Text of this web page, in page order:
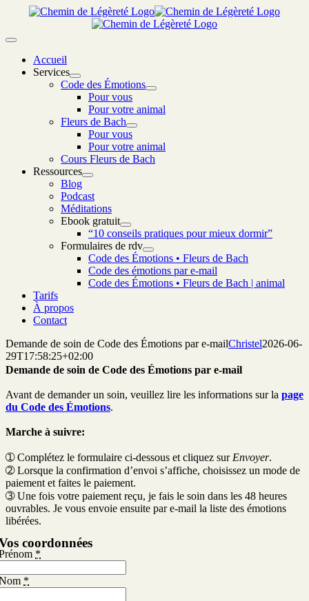
Passer
contenu
Toggle
NavigationAccueil
Services
Code des Émotions
Pour vous
Pour votre animal
Fleurs de Bach
Pour vous
Pour votre animal
Cours Fleurs de Bach
Ressources
Blog
Podcast
Méditations
Ebook gratuit
“10 conseils pratiques pour mieux dormir”
Formulaires de rdv
Code des Émotions • Fleurs de Bach
Code des émotions par e-mail
Code des Émotions • Fleurs de Bach | animal
Tarifs
À propos
Contact
Demande de soin de Code des Émotions par e-mailChristel2026-06-
29T17:58:25+02:00
Demande de soin de Code des Émotions par e-mail
Avant de demander un soin, veuillez lire les informations sur la page
du Code des Émotions.
Marche à suivre:
➀ Complétez le formulaire ci-dessous et cliquez sur Envoyer.
➁ Lorsque la confirmation d’envoi s’affiche, choisissez un mode de
paiement et faites le paiement.
➂ Une fois votre paiement reçu, je fais le soin dans les 48 heures
ouvrables. Je vous envoie ensuite par e-mail la liste des émotions
libérées.
coordonnées
*
*